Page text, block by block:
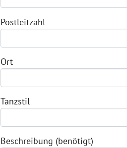
Postleitzahl
Ort
Tanzstil
Beschreibung (benötigt)